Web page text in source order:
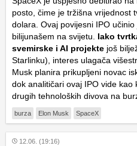
posto, čime je tržišna vrijednost
dolara. Ovaj povijesni IPO
bilijunašem na svijetu. Iako
svemirske i AI projekte još
Starlinku), interes ulagača
Musk planira prikupljeni novac
dok analitičari ovaj IPO vide kao
drugih tehnoloških divova na
burza Elon Musk SpaceX
12.06. (19:16)